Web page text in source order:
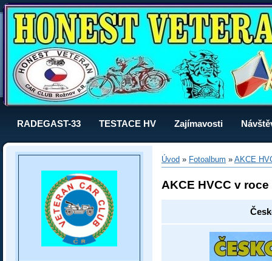
RADEGAST-33 TESTACE HV Zajímavosti
Úvod » Fotoalbum » AKCE
AKCE HVCC v roce